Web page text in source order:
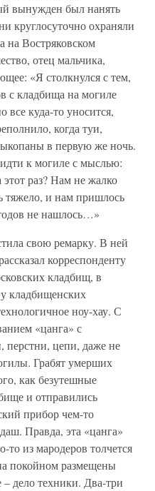
вынужден был нанять
круглосуточно охраняли
на Востряковском
отец мальчика,
«Я столкнулся с тем,
с кладбища на могиле
все куда-то уносится,
когда туи,
в первую же ночь.
к могиле с мыслью:
раз? Нам не жалко
тяжело, и нам пришлось
не нашлось…»
свою ремарку. В ней
корреспонденту
кладбищ, в
кладбищенских
ноу-хау. С
«цанга» с
перстни, цепи, даже не
Грабят умерших
как безутешные
и отправились
прибор чем-то
Правда, эта «цанга»
то из мародеров толчется
покойном размещены
– дело техники. Два-три